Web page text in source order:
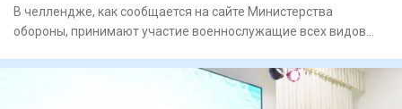
В челлендже, как сообщается на сайте Министерства
обороны, принимают участие военнослужащие всех видов